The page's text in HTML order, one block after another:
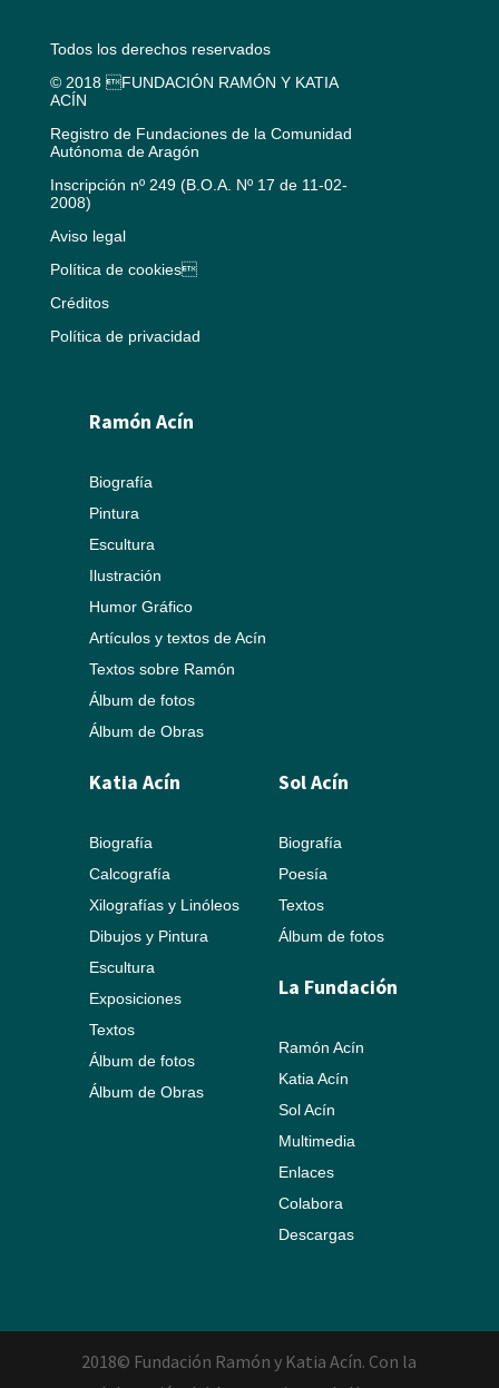
Todos los derechos reservados
© 2018 FUNDACIÓN RAMÓN Y KATIA
ACÍN
Registro de Fundaciones de la Comunidad
Autónoma de Aragón
Inscripción nº 249 (B.O.A. Nº 17 de 11-02-
2008)
Aviso legal
Política de cookies
Créditos
Política de privacidad
Ramón Acín
Biografía
Pintura
Escultura
Ilustración
Humor Gráfico
Artículos y textos de Acín
Textos sobre Ramón
Álbum de fotos
Álbum de Obras
Katia Acín
Biografía
Calcografía
Xilografías y Linóleos
Dibujos y Pintura
Escultura
Exposiciones
Textos
Álbum de fotos
Álbum de Obras
Sol Acín
Biografía
Poesía
Textos
Álbum de fotos
La Fundación
Ramón Acín
Katia Acín
Sol Acín
Multimedia
Enlaces
Colabora
Descargas
2018© Fundación Ramón y Katia Acín. Con la